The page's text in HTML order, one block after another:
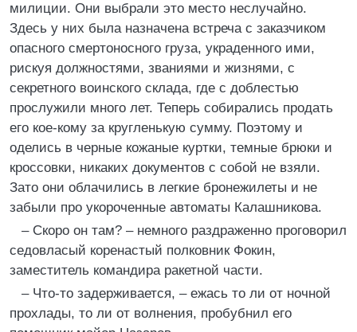
милиции. Они выбрали это место неслучайно.
Здесь у них была назначена встреча с заказчиком
опасного смертоносного груза, украденного ими,
рискуя должностями, званиями и жизнями, с
секретного воинского склада, где с доблестью
прослужили много лет. Теперь собирались продать
его кое-кому за кругленькую сумму. Поэтому и
оделись в черные кожаные куртки, темные брюки и
кроссовки, никаких документов с собой не взяли.
Зато они облачились в легкие бронежилеты и не
забыли про укороченные автоматы Калашникова.
– Скоро он там? – немного раздраженно проговорил
седовласый коренастый полковник Фокин,
заместитель командира ракетной части.
– Что-то задерживается, – ежась то ли от ночной
прохлады, то ли от волнения, пробубнил его